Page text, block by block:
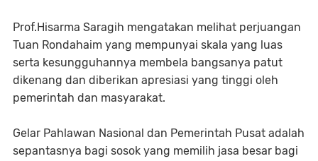
Prof.Hisarma Saragih mengatakan melihat perjuangan
Tuan Rondahaim yang mempunyai skala yang luas
serta kesungguhannya membela bangsanya patut
dikenang dan diberikan apresiasi yang tinggi oleh
pemerintah dan masyarakat.
Gelar Pahlawan Nasional dan Pemerintah Pusat adalah
sepantasnya bagi sosok yang memilih jasa besar bagi